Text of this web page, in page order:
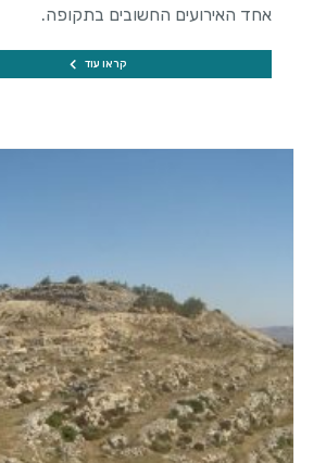
אחד האירועים החשובים בתקופה.
קראו עוד